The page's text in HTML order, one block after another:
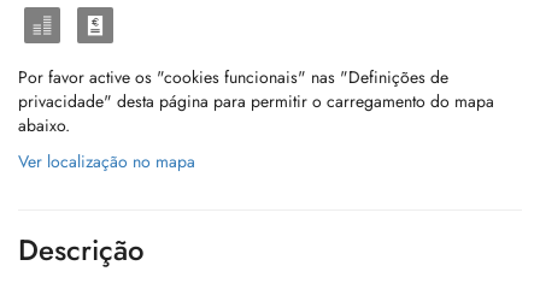
Por favor active os "cookies funcionais" nas "Definições de
privacidade" desta página para permitir o carregamento do mapa
abaixo.
Ver localização no mapa
Descrição